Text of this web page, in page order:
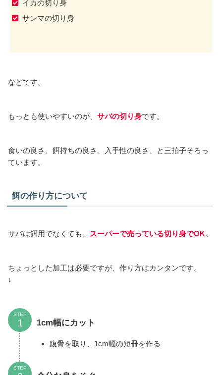
イカの切り身
サンマの切り身
などです。
もっとも使いやすいのが、 サバの切り身です。
食いの良さ、餌持ちの良さ、入手性の良さ、と三拍子そろっ
ています。
餌の作り方について
サバは餌用でなくても、 スーパーで売っている切り身でOK。
ちょっとした加工は必要ですが、作り方はカンタンです。
↓
STEP
1cm幅にカット
腹骨を取り、1cm幅の短冊を作る
STEP